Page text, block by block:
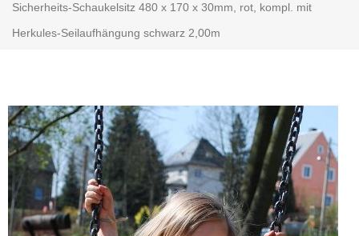
Sicherheits-Schaukelsitz 480 x 170 x 30mm, rot, kompl. mit
Herkules-Seilaufhängung schwarz 2,00m